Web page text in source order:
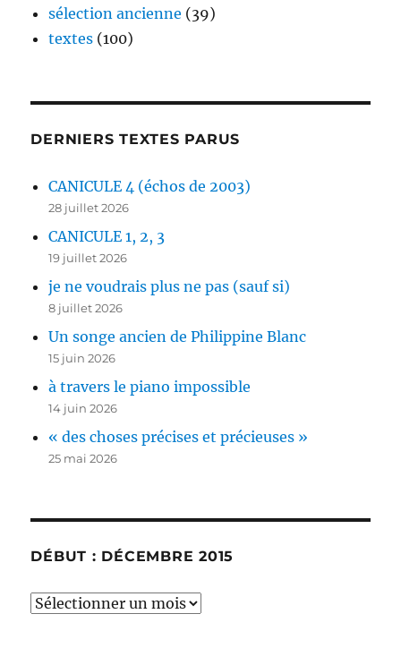
sélection ancienne (39)
textes (100)
DERNIERS TEXTES PARUS
CANICULE 4 (échos de 2003)
28 juillet 2026
CANICULE 1, 2, 3
19 juillet 2026
je ne voudrais plus ne pas (sauf si)
8 juillet 2026
Un songe ancien de Philippine Blanc
15 juin 2026
à travers le piano impossible
14 juin 2026
« des choses précises et précieuses »
25 mai 2026
DÉBUT : DÉCEMBRE 2015
début